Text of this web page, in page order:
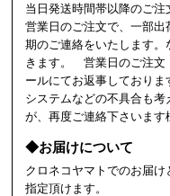
当日発送時間帯以降のご注
営業日のご注文で、一部
期のご連絡をいたします
きます。 営業日のご注文
ールにてお返事しておりま
システムなどの不具合も
が、再度ご連絡下さいます
◆お届けについて
クロネコヤマトでのお届
指定頂けます。